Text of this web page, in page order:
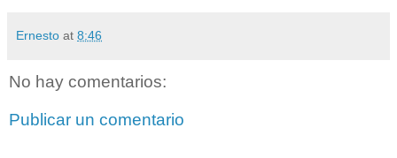
Ernesto at 8:46
No hay comentarios:
Publicar un comentario